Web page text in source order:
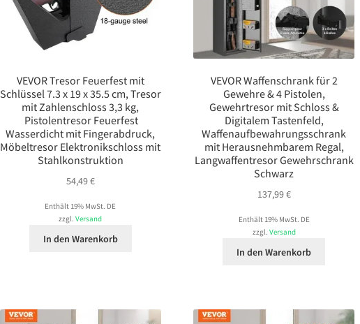
VEVOR Tresor Feuerfest mit
Schlüssel 7.3 x 19 x 35.5 cm, Tresor
mit Zahlenschloss 3,3 kg,
Pistolentresor Feuerfest
Wasserdicht mit Fingerabdruck,
Möbeltresor Elektronikschloss mit
Stahlkonstruktion
54,49€
Enthält 19% MwSt. DE
zzgl.Versand
In den Warenkorb
VEVOR Waffenschrank für 2
Gewehre & 4 Pistolen,
Gewehrtresor mit Schloss &
Digitalem Tastenfeld,
Waffenaufbewahrungsschrank
mit Herausnehmbarem Regal,
Langwaffentresor Gewehrschrank
Schwarz
137,99€
Enthält 19% MwSt. DE
zzgl. Versand
In den Warenkorb